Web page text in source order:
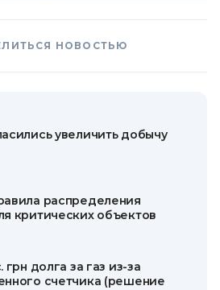
НОВОСТЬЮ
увеличить добычу
распределения
критических объектов
долга за газ из-за
счетчика (решение